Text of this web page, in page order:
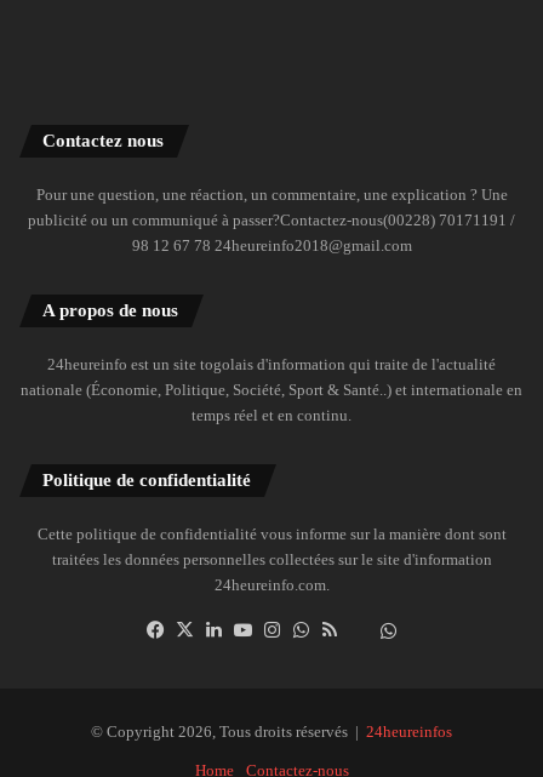
Contactez nous
Pour une question, une réaction, un commentaire, une explication ? Une
publicité ou un communiqué à passer?Contactez-nous(00228) 70171191 /
98 12 67 78 24heureinfo2018@gmail.com
A propos de nous
24heureinfo est un site togolais d'information qui traite de l'actualité
nationale (Économie, Politique, Société, Sport & Santé..) et internationale en
temps réel et en continu.
Politique de confidentialité
Cette politique de confidentialité vous informe sur la manière dont sont
traitées les données personnelles collectées sur le site d'information
24heureinfo.com.
Facebook
X LinkedinYouTubeInstagramWhatsAppDailymotion
© Copyright 2026, Tous droits réservés | 24heureinfos
Home Contactez-nous